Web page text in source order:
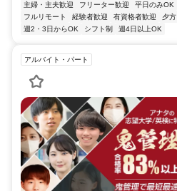
主婦・主夫歓迎
フリーター歓迎 平日のみOK
フルリモート
経験者歓迎 有資格者歓迎 夕方
週2・3日からOK
シフト制 週4日以上OK
アルバイト・パート